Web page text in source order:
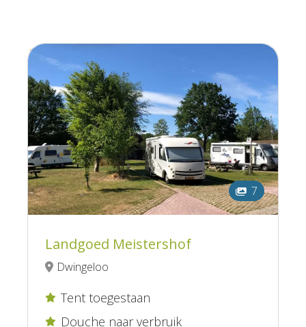
7
Landgoed Meistershof
Dwingeloo
 Tent toegestaan
 Douche naar verbruik